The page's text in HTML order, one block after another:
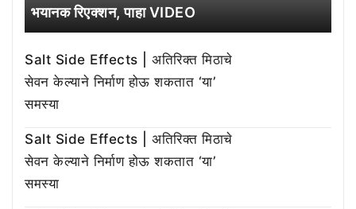
भयानक रिएक्शन, पाहा VIDEO
Salt Side Effects | अतिरिक्त मिठाचे
सेवन केल्याने निर्माण होऊ शकतात ‘या’
समस्या
Salt Side Effects | अतिरिक्त मिठाचे
सेवन केल्याने निर्माण होऊ शकतात ‘या’
समस्या